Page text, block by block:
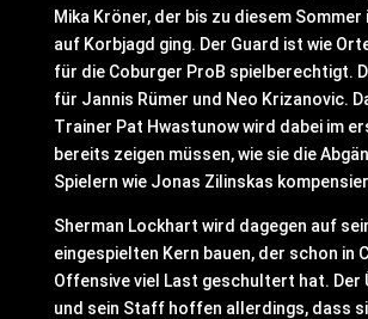
Mika Kröner, der bis zu diesem Sommer
auf Korbjagd ging. Der Guard ist wie
für die Coburger ProB spielberechtigt.
für Jannis Rümer und Neo Krizanovic.
Trainer Pat Hwastunow wird dabei im
bereits zeigen müssen, wie sie die
Spielern wie Jonas Zilinskas
Sherman Lockhart wird dagegen auf
eingespielten Kern bauen, der schon in
Offensive viel Last geschultert hat. Der
und sein Staff hoffen allerdings, dass